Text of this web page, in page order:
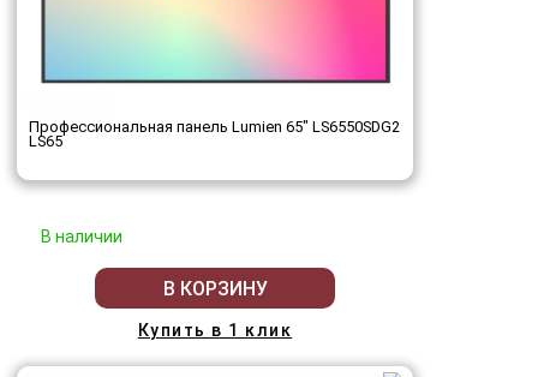
Профессиональная панель Lumien 65" LS6550SDG2
LS65
В наличии
В КОРЗИНУ
Купить в 1 клик